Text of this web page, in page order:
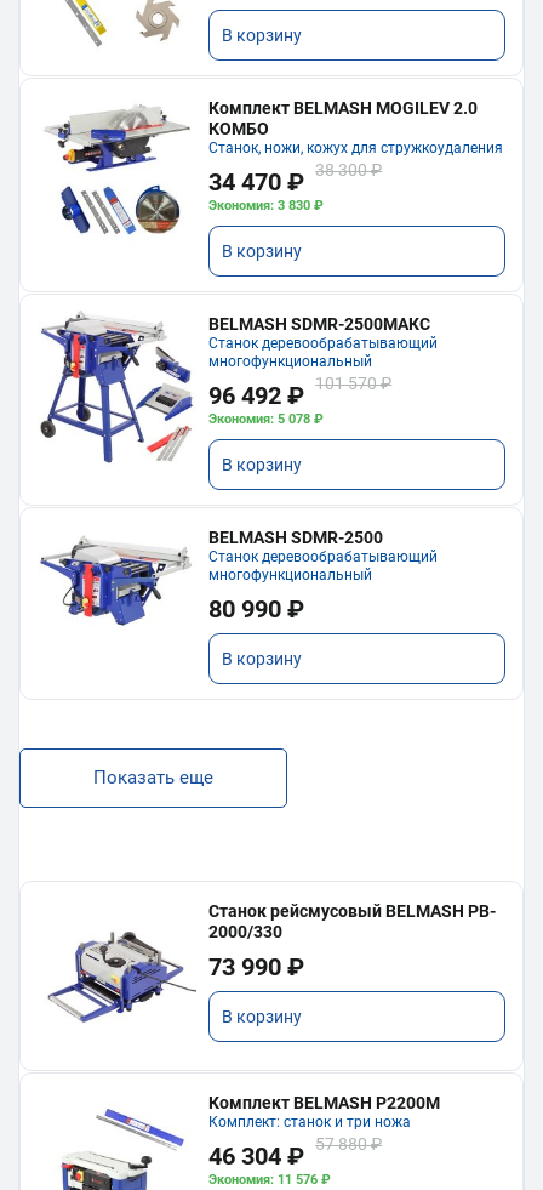
В корзину
Комплект BELMASH MOGILEV 2.0
КОМБО
Станок, ножи, кожух для стружкоудаления
34 470 ₽ 38 300 ₽
Экономия: 3 830 ₽
В корзину
BELMASH SDMR-2500МАКС
Станок деревообрабатывающий
многофункциональный
96 492 ₽ 101 570 ₽
Экономия: 5 078 ₽
В корзину
BELMASH SDMR-2500
Станок деревообрабатывающий
многофункциональный
80 990 ₽
В корзину
Показать еще
Станок рейсмусовый BELMASH PB-
2000/330
73 990 ₽
В корзину
Комплект BELMASH P2200M
Комплект: станок и три ножа
46 304 ₽ 57 880 ₽
Экономия: 11 576 ₽